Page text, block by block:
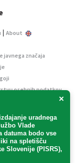
×
izdajanje uradnega
Vlade
datuma bodo vse
na spletišču
Slovenije (PISRS),
| About
javnega značaja
osebnih podatkov